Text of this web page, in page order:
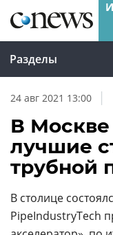
Разделы
24 авг 2021 13:00 |
В
лучшие
трубной
В столице
PipeIndustryTech